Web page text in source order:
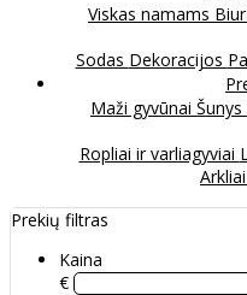
Viskas namams
Sodas Dekoracijos
Maži gyvūnai Šunys
Ropliai ir varliagyviai
Arkliai
Prekių filtras
Kaina
€